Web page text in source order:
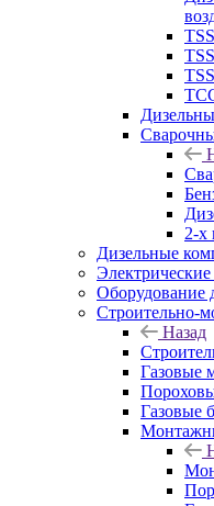
2-х
Дизельные
Оборудование
Строительно-
Назад
Газовые
Газовые